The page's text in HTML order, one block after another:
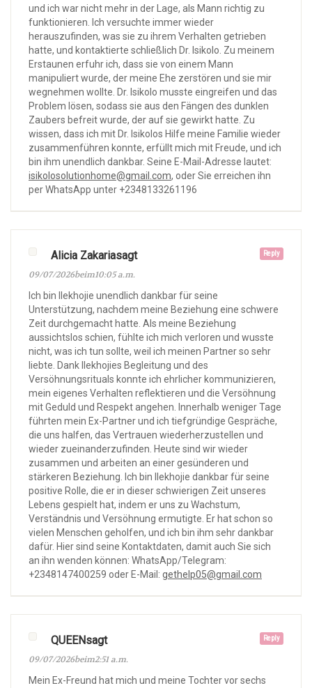
und ich war nicht mehr in der Lage, als Mann richtig zu
funktionieren. Ich versuchte immer wieder
herauszufinden, was sie zu ihrem Verhalten getrieben
hatte, und kontaktierte schließlich Dr. Isikolo. Zu meinem
Erstaunen erfuhr ich, dass sie von einem Mann
manipuliert wurde, der meine Ehe zerstören und sie mir
wegnehmen wollte. Dr. Isikolo musste eingreifen und das
Problem lösen, sodass sie aus den Fängen des dunklen
Zaubers befreit wurde, der auf sie gewirkt hatte. Zu
wissen, dass ich mit Dr. Isikolos Hilfe meine Familie wieder
zusammenführen konnte, erfüllt mich mit Freude, und ich
bin ihm unendlich dankbar. Seine E-Mail-Adresse lautet:
isikolosolutionhome@gmail.com, oder Sie erreichen ihn
per WhatsApp unter +2348133261196
Reply
Alicia Zakariasagt
09/07/2026beim10:05 a.m.
Ich bin Ilekhojie unendlich dankbar für seine
Unterstützung, nachdem meine Beziehung eine schwere
Zeit durchgemacht hatte. Als meine Beziehung
aussichtslos schien, fühlte ich mich verloren und wusste
nicht, was ich tun sollte, weil ich meinen Partner so sehr
liebte. Dank Ilekhojies Begleitung und des
Versöhnungsrituals konnte ich ehrlicher kommunizieren,
mein eigenes Verhalten reflektieren und die Versöhnung
mit Geduld und Respekt angehen. Innerhalb weniger Tage
führten mein Ex-Partner und ich tiefgründige Gespräche,
die uns halfen, das Vertrauen wiederherzustellen und
wieder zueinanderzufinden. Heute sind wir wieder
zusammen und arbeiten an einer gesünderen und
stärkeren Beziehung. Ich bin Ilekhojie dankbar für seine
positive Rolle, die er in dieser schwierigen Zeit unseres
Lebens gespielt hat, indem er uns zu Wachstum,
Verständnis und Versöhnung ermutigte. Er hat schon so
vielen Menschen geholfen, und ich bin ihm sehr dankbar
dafür. Hier sind seine Kontaktdaten, damit auch Sie sich
an ihn wenden können: WhatsApp/Telegram:
+2348147400259 oder E-Mail: gethelp05@gmail.com
Reply
QUEENsagt
09/07/2026beim2:51 a.m.
Mein Ex-Freund hat mich und meine Tochter vor sechs